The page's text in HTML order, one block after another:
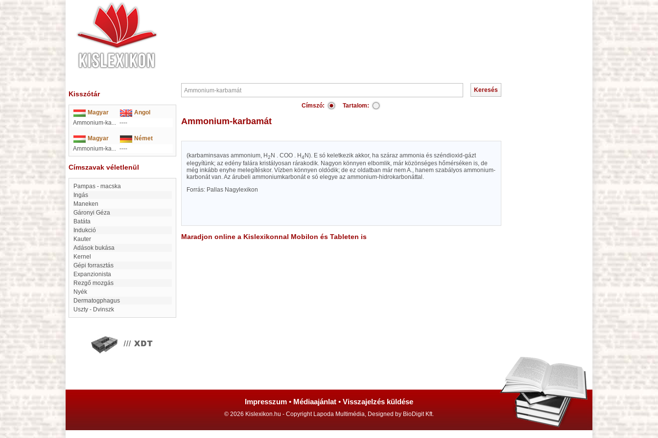
Kisszótár
Magyar
Angol
Ammonium-ka... ----
Magyar
Német
Ammonium-ka... ----
Címszavak véletlenül
Pampas - macska
Ingás
Maneken
Gáronyi Géza
batáta
indukció
kauter
Adások bukása
Kernel
gépi forrasztás
expanzionista
Rezgő mozgás
Nyék
Dermatogphagus
Uszty - Dvinszk
Címszó: Tartalom:
Ammonium-karbamát
(karbaminsavas ammonium, H2 N . COO . H4N). E só keletkezik akkor, ha száraz ammonia és széndioxid-gázt
elegyítünk; az edény falára kristályosan rárakodik. Nagyon könnyen elbomlik, már közönséges hőmérséken is, de
még inkább enyhe melegítéskor. Vízben könnyen oldódik; de ez oldatban már nem A., hanem szabályos ammonium-
karbonát van. Az árubeli ammoniumkarbonát e só elegye az ammonium-hidrokarbonáttal.
Forrás: Pallas Nagylexikon
Maradjon online a Kislexikonnal Mobilon és Tableten is
Impresszum • Médiaajánlat • Visszajelzés küldése
© 2026 Kislexikon.hu - Copyright Lapoda Multimédia, Designed by BioDigit Kft.